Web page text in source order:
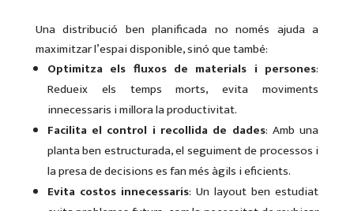
Una distribució ben planificada no només ajuda a
maximitzar l’espai disponible, sinó que també:
Optimitza els fluxos de materials i persones:
Redueix els temps morts, evita moviments
innecessaris i millora la productivitat.
Facilita el control i recollida de dades: Amb una
planta ben estructurada, el seguiment de processos i
la presa de decisions es fan més àgils i eficients.
Evita costos innecessaris: Un layout ben estudiat